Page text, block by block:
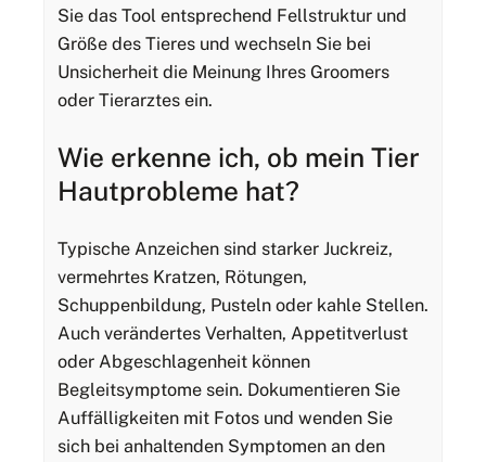
Sie das Tool entsprechend Fellstruktur und
Größe des Tieres und wechseln Sie bei
Unsicherheit die Meinung Ihres Groomers
oder Tierarztes ein.
Wie erkenne ich, ob mein Tier
Hautprobleme hat?
Typische Anzeichen sind starker Juckreiz,
vermehrtes Kratzen, Rötungen,
Schuppenbildung, Pusteln oder kahle Stellen.
Auch verändertes Verhalten, Appetitverlust
oder Abgeschlagenheit können
Begleitsymptome sein. Dokumentieren Sie
Auffälligkeiten mit Fotos und wenden Sie
sich bei anhaltenden Symptomen an den